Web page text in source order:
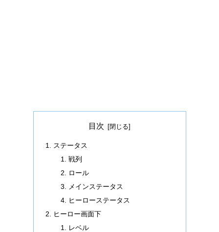
目次
ステータス
戦列
ロール
メインステータス
ヒーローステータス
ヒーロー画面下
レベル